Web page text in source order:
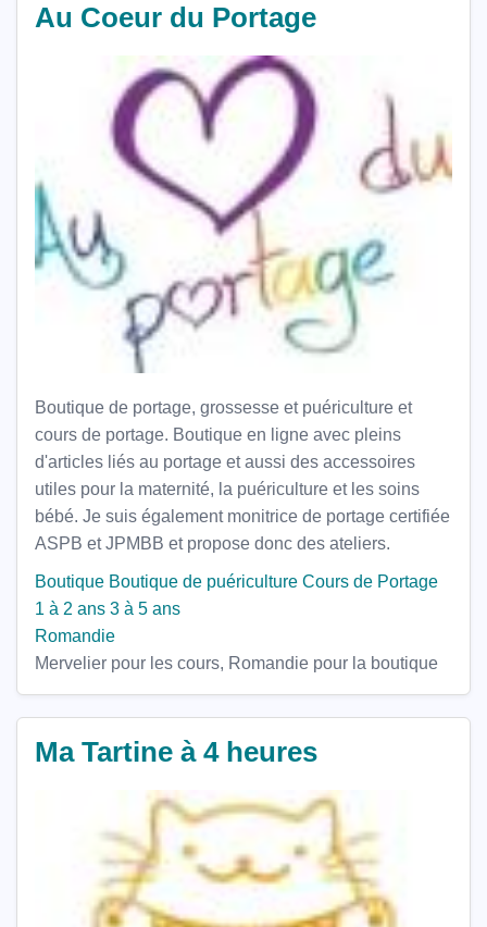
Au Coeur du Portage
Boutique de portage, grossesse et puériculture et
cours de portage. Boutique en ligne avec pleins
d'articles liés au portage et aussi des accessoires
utiles pour la maternité, la puériculture et les soins
bébé. Je suis également monitrice de portage certifiée
ASPB et JPMBB et propose donc des ateliers.
Boutique Boutique de puériculture Cours de Portage
1 à 2 ans 3 à 5 ans
Romandie
Mervelier pour les cours, Romandie pour la boutique
Ma Tartine à 4 heures